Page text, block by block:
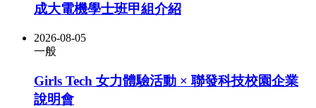
成大電機學士班甲組介紹
2026-08-05
一般
Girls Tech 女力體驗活動 × 聯發科技校園企業
說明會